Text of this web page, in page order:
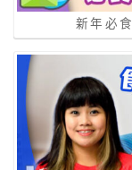
新年必